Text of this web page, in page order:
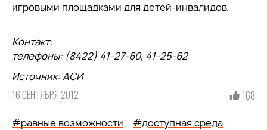
игровыми площадками для детей-инвалидов.
Контакт:
телефоны: (8422) 41-27-60, 41-25-62
Источник:АСИ
16 СЕНТЯБРЯ 2012 168
#равные возможности
#доступная среда